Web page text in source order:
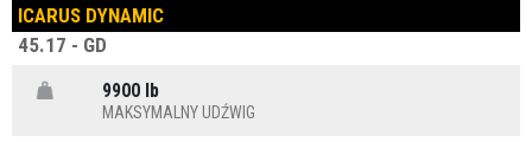
ICARUS DYNAMIC
45.17 - GD
9900 lb
MAKSYMALNY UDŹWIG